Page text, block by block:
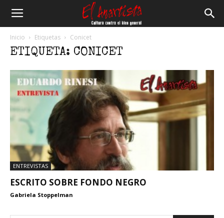
Inicio Etiquetas Conicet
ETIQUETA: CONICET
ENTREVISTAS
ESCRITO SOBRE FONDO NEGRO
Gabriela Stoppelman